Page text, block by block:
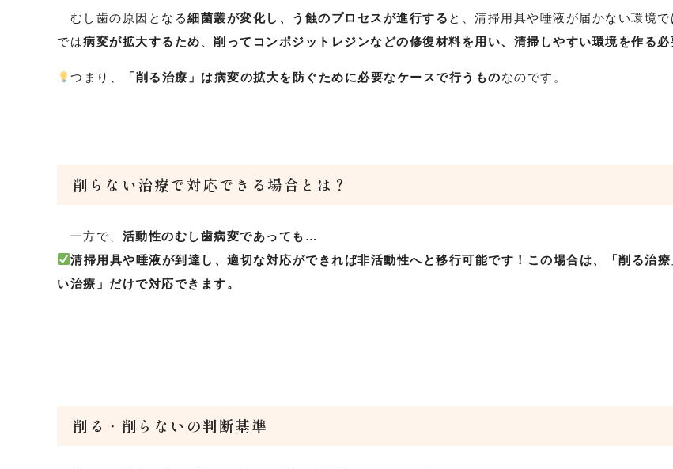
むし歯の原因となる細菌叢が変化し、う蝕のプロセスが進行する と、清掃用具や唾液が届かない環境で
では病変が拡大するため 削ってコンポジットレジンなどの修復材料を用い、清掃しやすい環境を作る必
つまり、 「削る治療」は病変の拡大を防ぐために必要なケースで行うものなのです。
削らない治療で対応できる場合とは？
一方で、 活動性のむし歯病変であっても…
清掃用具や唾液が到達し、適切な対応ができれば非活動性へと移行可能です！ この場合は、「削る治
い治療」だけで対応できます。
削る・削らないの判断基準